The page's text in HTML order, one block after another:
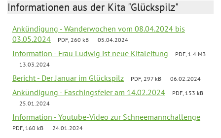
Informationen aus der Kita "Glückspilz"
Ankündigung - Wanderwochen vom 08.04.2024 bis
03.05.2024
PDF, 260 kB 05.04.2024
Information - Frau Ludwig ist neue Kitaleitung
PDF, 1.4 MB
13.03.2024
Bericht - Der Januar im Glückspilz PDF, 297 kB 06.02.2024
Ankündigung - Faschingsfeier am 14.02.2024
PDF, 153 kB
25.01.2024
Information - Youtube-Video zur Schneemannchallenge
PDF, 160 kB 24.01.2024